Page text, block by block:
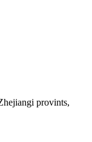
provints,